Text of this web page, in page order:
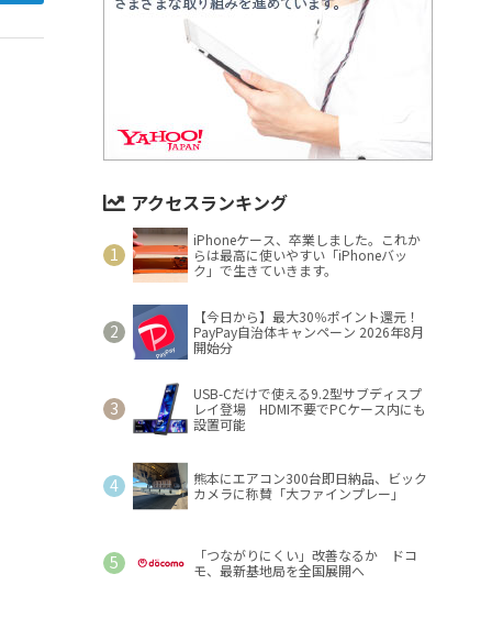
アクセスランキング
iPhoneケース、卒業しました。これか
らは最高に使いやすい「iPhoneバッ
ク」で生きていきます。
【今日から】最大30％ポイント還元！
PayPay自治体キャンペーン 2026年8月
開始分
USB-Cだけで使える9.2型サブディスプ
レイ登場 HDMI不要でPCケース内にも
設置可能
熊本にエアコン300台即日納品、ビック
カメラに称賛「大ファインプレー」
「つながりにくい」改善なるか ドコ
モ、最新基地局を全国展開へ